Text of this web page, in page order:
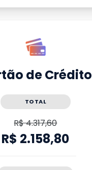
de Crédito
TOTAL
R$ 4.317,60
R$ 2.158,80